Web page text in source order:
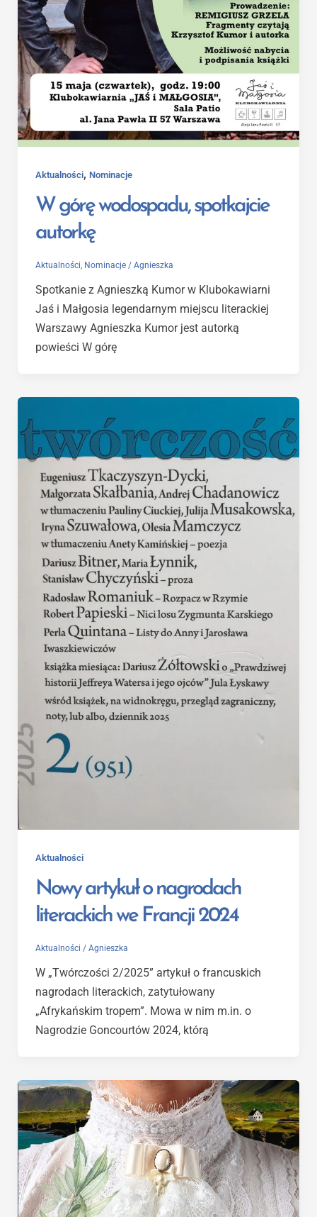
Aktualności, Nominacje
W górę wodospadu, spotkajcie
autorkę
Aktualności, Nominacje/ Agnieszka
Spotkanie z Agnieszką Kumor w Klubokawiarni
Jaś i Małgosia legendarnym miejscu literackiej
Warszawy Agnieszka Kumor jest autorką
powieści W górę
Aktualności
Nowy artykuł o nagrodach
literackich we Francji 2024
Aktualności / Agnieszka
W „Twórczości 2/2025” artykuł o francuskich
nagrodach literackich, zatytułowany
„Afrykańskim tropem”. Mowa w nim m.in. o
Nagrodzie Goncourtów 2024, którą